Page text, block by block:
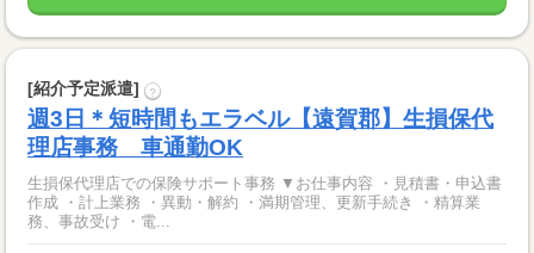
[紹介予定派遣] ?
週3日＊短時間もエラベル【遠賀郡】生損保代
理店事務 車通勤OK
生損保代理店での保険サポート事務 ▼お仕事内容 ・見積書・申込書
作成 ・計上業務 ・異動・解約 ・満期管理、更新手続き ・精算業
務、事故受け ・電...